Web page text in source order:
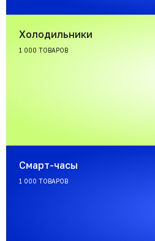
Холодильники
1 000 ТОВАРОВ
Смарт-часы
1 000 ТОВАРОВ